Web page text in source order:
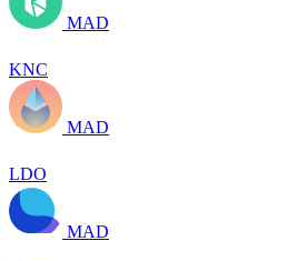
MAD
KNC
MAD
LDO
MAD